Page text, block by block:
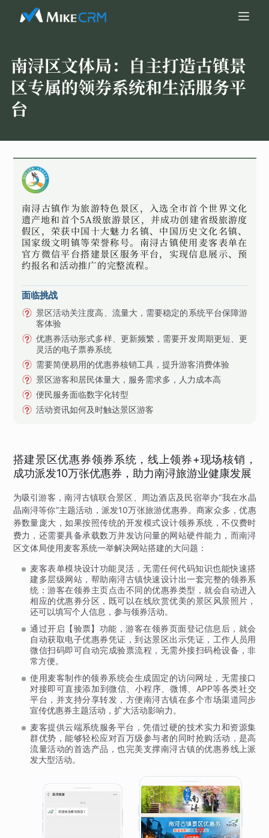
南浔区文体局： 自主打造古镇景
区专属的领券系统和生活服务平
台
南浔古镇作为旅游特色景区，入选全市首个世界文化
遗产地和首个5A级旅游景区，并成功创建省级旅游度
假区，荣获中国十大魅力名镇、中国历史文化名镇、
国家级文明镇等荣誉称号。南浔古镇使用麦客表单在
官方微信平台搭建景区服务平台，实现信息展示、预
约报名和活动推广的完整流程。
面临挑战
景区活动关注度高、流量大，需要稳定的系统平台保障游
客体验
优惠券活动形式多样、更新频繁，需要开发周期更短、更
灵活的电子票券系统
需要简便易用的优惠券核销工具，提升游客消费体验
景区游客和居民体量大，服务需求多，人力成本高
便民服务面临数字化转型
活动资讯如何及时触达景区游客
搭建景区优惠券领券系统，线上领券+现场核销，
成功派发10万张优惠券，助力南浔旅游业健康发展
为吸引游客，南浔古镇联合景区、周边酒店及民宿举办“我在水晶
晶南浔等你”主题活动，派发10万张旅游优惠券。商家众多，优惠
券数量庞大，如果按照传统的开发模式设计领券系统，不仅费时
费力，还需要具备承载数万并发访问量的网站硬件能力，而南浔
区文体局使用麦客系统一举解决网站搭建的大问题：
麦客表单模块设计功能灵活，无需任何代码知识也能快速搭
建多层级网站，帮助南浔古镇快速设计出一套完整的领券系
统：游客在领券主页点击不同的优惠券类型，就会自动进入
相应的优惠券分区，既可以在线欣赏优美的景区风景照片，
还可以填写个人信息，参与领券活动。
通过开启【验票】功能，游客在领券页面登记信息后，就会
自动获取电子优惠券凭证，到达景区出示凭证，工作人员用
微信扫码即可自动完成验票流程，无需外接扫码枪设备，非
常方便。
使用麦客制作的领券系统会生成固定的访问网址，无需接口
对接即可直接添加到微信、小程序、微博、APP等各类社交
平台，并支持分享转发，方便南浔古镇在多个市场渠道同步
宣传优惠券主题活动，扩大活动影响力。
麦客提供云端系统服务平台，凭借过硬的技术实力和资源集
群优势，能够轻松应对百万级参与者的同时抢购活动，是高
流量活动的首选产品，也完美支撑南浔古镇的优惠券线上派
发大型活动。